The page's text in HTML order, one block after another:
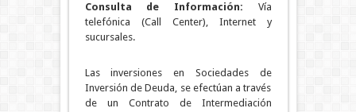
Consulta de Información: Vía
telefónica (Call Center), Internet y
sucursales.
Las inversiones en Sociedades de
Inversión de Deuda, se efectúan a través
de un Contrato de Intermediación